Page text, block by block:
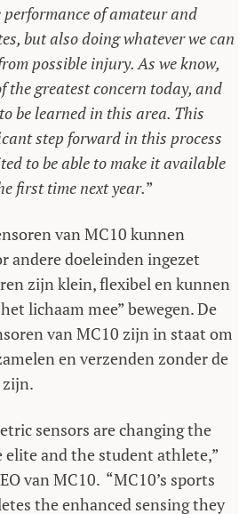
of amateur and
but also doing whatever we can
possible injury. As we know,
the greatest concern today, and
be learned in this area. This
step forward in this process
to be able to make it available
first time next year.”
van MC10 kunnen
andere doeleinden ingezet
zijn klein, flexibel en kunnen
lichaam mee” bewegen. De
van MC10 zijn in staat om
en verzenden zonder de
sensors are changing the
elite and the student athlete,”
van MC10. “MC10’s sports
the enhanced sensing they